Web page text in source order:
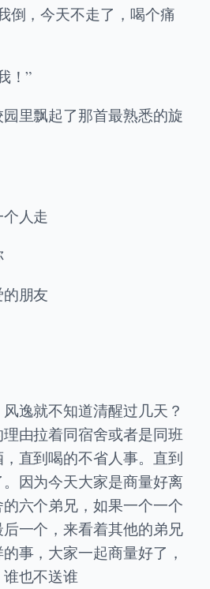
倒，今天不走了，喝个痛
！”
里飘起了那首最熟悉的旋
人走
朋友
逸就不知道清醒过几天？
由拉着同宿舍或者是同班
直到喝的不省人事。直到
因为今天大家是商量好离
六个弟兄，如果一个一个
一个，来看着其他的弟兄
事，大家一起商量好了，
也不送谁